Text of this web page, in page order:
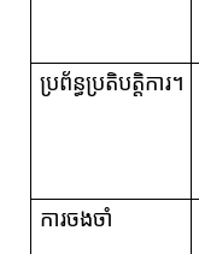
ប្រព័ន្ធប្រតិបត្តិការ។
ការចងចាំ